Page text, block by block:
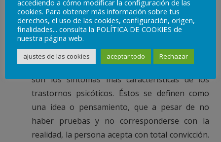
alucinaciones auditivas, alucinaciones del gusto,
alucinaciones del olfato y alucinaciones
hápticas. Siendo las más frecuentes las dos
primeras.
Delirios: los delirios junto con las alucinaciones
son los síntomas más características de los
trastornos psicóticos. Éstos se definen como
una idea o pensamiento, que a pesar de no
haber pruebas y no corresponderse con la
realidad, la persona acepta con total convicción.
accediendo a cómo modificar la configuración de las
cookies. Para obtener más información sobre tus
derechos, el uso de las cookies, configuración, origen,
finalidades... consulta la POLÍTICA DE COOKIES de
nuestra página web.
ajustes de las cookies aceptar todo Rechazar